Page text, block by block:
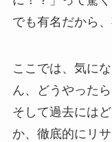
でも有名だから
ここでは、気に
ん、どうやった
そして過去には
か、徹底的にリ